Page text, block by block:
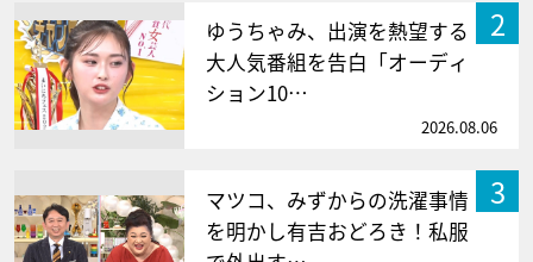
2
ゆうちゃみ、出演を熱望する
大人気番組を告白「オーディ
ション10…
2026.08.06
3
マツコ、みずからの洗濯事情
を明かし有吉おどろき！私服